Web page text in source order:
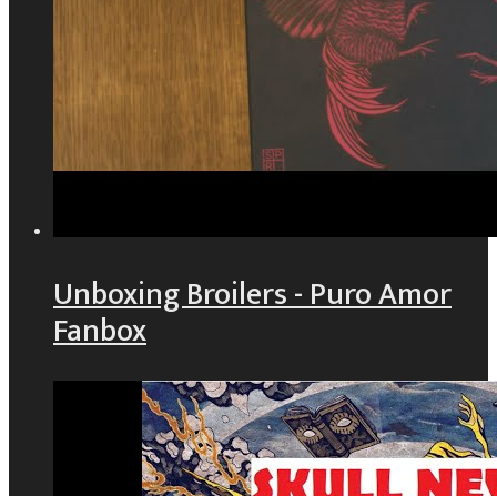
Unboxing Broilers - Puro Amor
Fanbox